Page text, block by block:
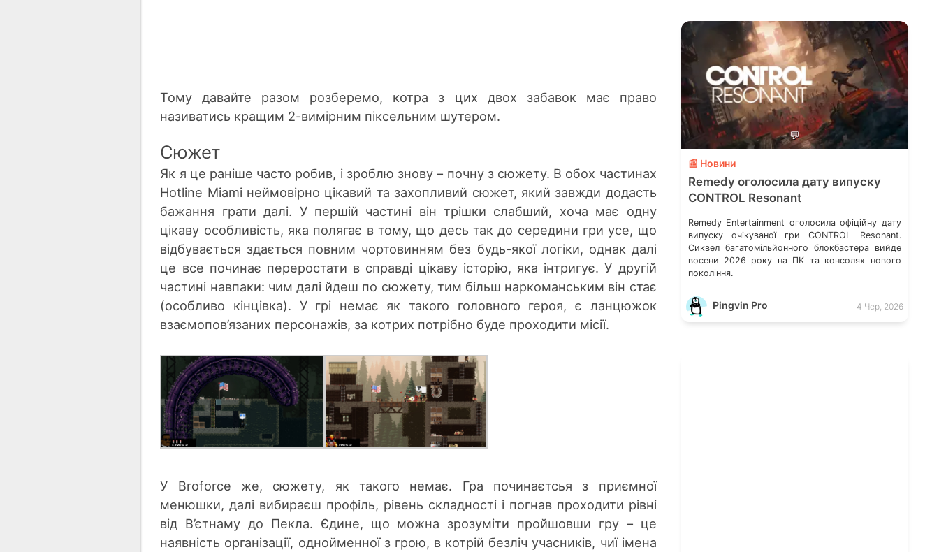
Тому давайте разом розберемо, котра з цих двох забавок має право
називатись кращим 2-вимірним піксельним шутером.
Сюжет
Як я це раніше часто робив, і зроблю знову – почну з сюжету. В обох частинах
Hotline Miami неймовірно цікавий та захопливий сюжет, який завжди додасть
бажання грати далі. У першій частині він трішки слабший, хоча має одну
цікаву особливість, яка полягає в тому, що десь так до середини гри усе, що
відбувається здається повним чортовинням без будь-якої логіки, однак далі
це все починає переростати в справді цікаву історію, яка інтригує. У другій
частині навпаки: чим далі йдеш по сюжету, тим більш наркоманським він стає
(особливо кінцівка). У грі немає як такого головного героя, є ланцюжок
взаємопов’язаних персонажів, за котрих потрібно буде проходити місії.
У Broforce же, сюжету, як такого немає. Гра починаєтсья з приємної
менюшки, далі вибираєш профіль, рівень складності і погнав проходити рівні
від В’єтнаму до Пекла. Єдине, що можна зрозуміти пройшовши гру – це
наявність організації, однойменної з грою, в котрій безліч учасників, чиї імена
💬
📰 Новини
Remedy оголосила дату випуску
CONTROL Resonant
Remedy Entertainment оголосила офіційну дату
випуску очікуваної гри CONTROL Resonant.
Сиквел багатомільйонного блокбастера вийде
восени 2026 року на ПК та консолях нового
покоління.
Pingvin Pro 4 Чер, 2026